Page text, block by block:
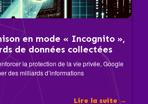
en mode « Incognito »,
de données collectées
la protection de la vie privée, Google
des milliards d’informations
Lire la suite →